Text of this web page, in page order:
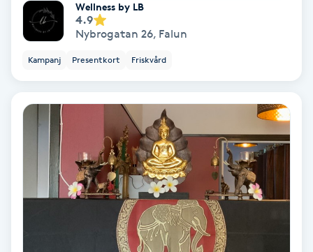
Toning
Triggerpunktsmassage
Trådning
Wellness by LB
4.9
Nybrogatan 26, Falun
Kampanj Presentkort Friskvård